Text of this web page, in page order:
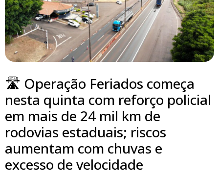
🛣️ Operação Feriados começa
nesta quinta com reforço policial
em mais de 24 mil km de
rodovias estaduais; riscos
aumentam com chuvas e
excesso de velocidade